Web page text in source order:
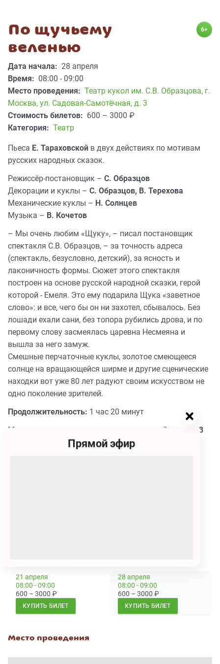
По щучьему
веленью
6+
Дата начала: 28 апреля
Время: 08:00 - 09:00
Место проведения: Театр кукол им. С.В. Образцова, г.
Москва, ул. Садовая-Самотёчная, д. 3
Стоимость билетов: 600 – 3000 ₽
Категория: Театр
Пьеса Е. Тараховской в двух действиях по мотивам
русских народных сказок.
Режиссёр-постановщик – С. Образцов
Декорации и куклы – С. Образцов, В. Терехова
Механические куклы – Н. Солнцев
Музыка – В. Кочетов
– Мы очень любим «Щуку», – писал постановщик
спектакля С.В. Образцов, – за точность адреса
(спектакль, безусловно, детский), за ясность и
лаконичность формы. Сюжет этого спектакля
построен на основе русской народной сказки, герой
которой - Емеля. Это ему подарила Щука «заветное
слово»: и все, чего бы он ни захотел, сбывалось. Без
лошади ехали сани, без топора рубились дрова, и по
первому слову засмеялась царевна Несмеяна и
вышла за него замуж.
Смешные перчаточные куклы, золотое смеющееся
солнце на вращающейся ширме и другие сценические
находки вот уже 80 лет радуют своим искусством не
одно поколение зрителей.
Продолжительность: 1 час 20 минут
Мы рекомендуем спектакль для зрителей старше 3
21 апреля
08:00 - 09:00
600 – 3000 ₽
КУПИТЬ БИЛЕТ
28 апреля
08:00 - 09:00
600 – 3000 ₽
КУПИТЬ БИЛЕТ
Место проведения
Прямой эфир